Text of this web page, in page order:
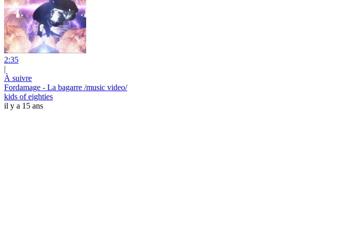
2:35
|
À suivre
Fordamage - La bagarre /music video/
kids of eighties
il y a 15 ans